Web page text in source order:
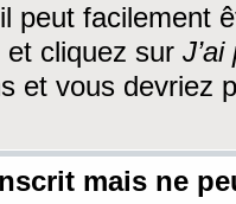
peut facilement
et cliquez sur
et vous devriez
mais ne